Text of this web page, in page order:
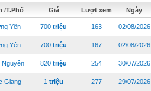
/T.Phố Giá Lượt xem Ngày
Yên 700 triệu 163 02/08/2026
Yên 700 triệu 167 02/08/2026
Nguyên 820 triệu 254 30/07/2026
Giang 1 triệu 277 29/07/2026